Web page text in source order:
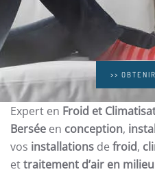
>>
Expert en Froid et
Bersée en conception,
vos installations de froid,
ettraitement d’air en